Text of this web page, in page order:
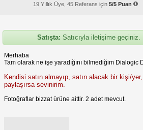
19 Yıllık Üye, 45 Referans için 5/5 Puan
Satışta: Satıcıyla iletişime geçiniz.
Merhaba
Tam olarak ne işe yaradığını bilmediğim Dialogic
Kendisi satın almayıp, satın alacak bir kişi/
paylaşırsa sevinirim.
Fotoğraflar bizzat ürüne aittir. 2 adet mevcut.